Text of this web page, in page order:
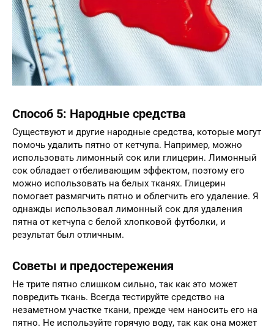
Способ 5: Народные средства
Существуют и другие народные средства, которые могут
помочь удалить пятно от кетчупа. Например, можно
использовать лимонный сок или глицерин. Лимонный
сок обладает отбеливающим эффектом, поэтому его
можно использовать на белых тканях. Глицерин
помогает размягчить пятно и облегчить его удаление. Я
однажды использовал лимонный сок для удаления
пятна от кетчупа с белой хлопковой футболки, и
результат был отличным.
Советы и предостережения
Не трите пятно слишком сильно, так как это может
повредить ткань. Всегда тестируйте средство на
незаметном участке ткани, прежде чем наносить его на
пятно. Не используйте горячую воду, так как она может